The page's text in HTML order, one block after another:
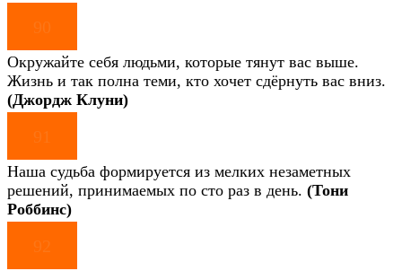
90
Окружайте себя людьми, которые тянут вас выше.
Жизнь и так полна теми, кто хочет сдёрнуть вас вниз.
(Джордж Клуни)
91
Наша судьба формируется из мелких незаметных
решений, принимаемых по сто раз в день. (Тони
Роббинс)
92